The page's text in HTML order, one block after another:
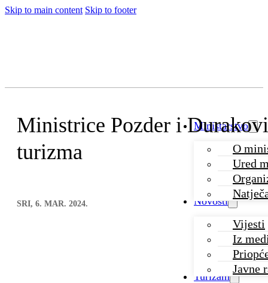
Skip to main content Skip to footer
Ministarstvo
O
Ured
Novosti
Vijesti
Iz
Javne
Turizam
Ministrice Pozder i
turizma
SRI, 6. MAR. 2024.